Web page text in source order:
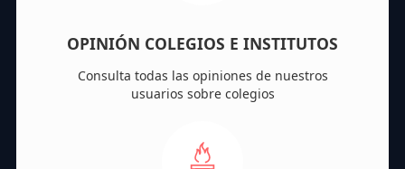
OPINIÓN COLEGIOS E INSTITUTOS
Consulta todas las opiniones de nuestros
usuarios sobre colegios